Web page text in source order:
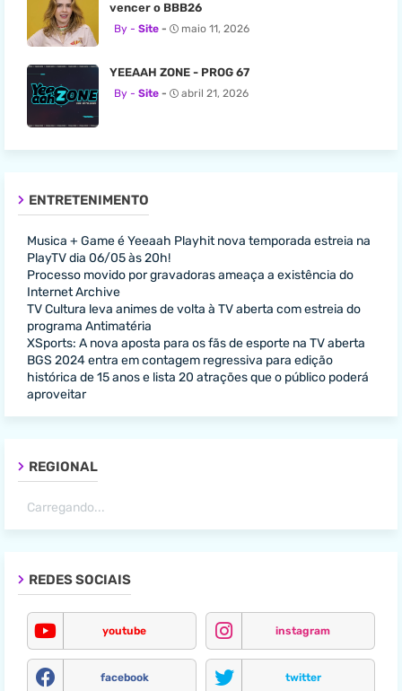
vencer o BBB26
Site maio 11, 2026
YEEAAH ZONE - PROG 67
Site abril 21, 2026
ENTRETENIMENTO
Musica + Game é Yeeaah Playhit nova temporada estreia na
PlayTV dia 06/05 às 20h!
Processo movido por gravadoras ameaça a existência do
Internet Archive
TV Cultura leva animes de volta à TV aberta com estreia do
programa Antimatéria
XSports: A nova aposta para os fãs de esporte na TV aberta
BGS 2024 entra em contagem regressiva para edição
histórica de 15 anos e lista 20 atrações que o público poderá
aproveitar
REGIONAL
Carregando...
REDES SOCIAIS
youtube instagram
facebook twitter